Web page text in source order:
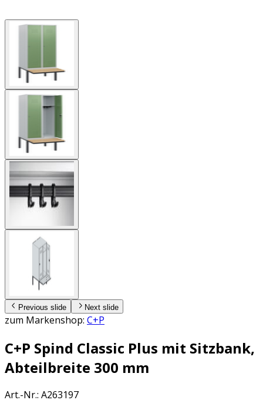
Previous slide Next slide
zum Markenshop: C+P
C+P Spind Classic Plus mit Sitzbank,
Abteilbreite 300 mm
Art.-Nr.: A263197